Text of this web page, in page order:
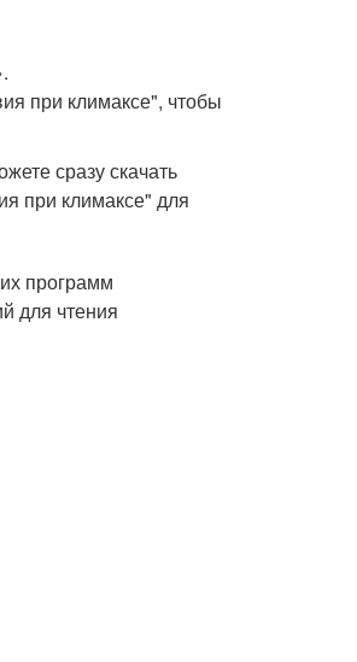
при климаксе", чтобы
сразу скачать
при климаксе" для
программ
для чтения